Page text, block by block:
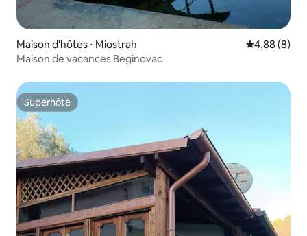
Maison d'hôtes ⋅ Miostrah Évaluation
4,88 (8)
Maison de vacances Beginovac
Superhôte
Superhôte